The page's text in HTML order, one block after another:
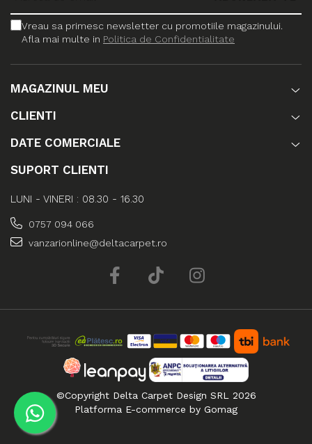
Vreau sa primesc newsletter cu promotiile magazinului.
Afla mai multe in Politica de Confidentialitate
MAGAZINUL MEU
CLIENTI
DATE COMERCIALE
SUPORT CLIENTI
LUNI - VINERI : 08.30 - 16.30
0757 094 066
vanzarionline@deltacarpet.ro
©Copyright Delta Carpet Design SRL 2026
Platforma E-commerce by Gomag